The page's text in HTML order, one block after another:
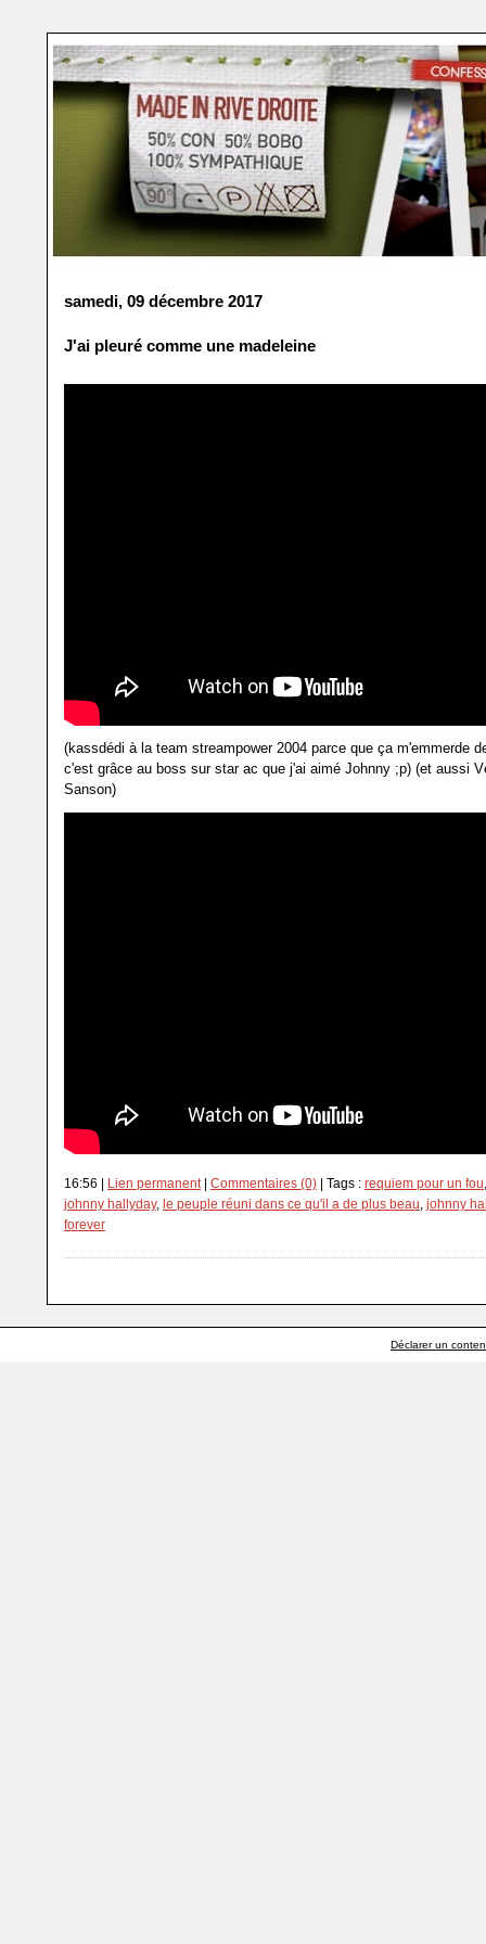
samedi, 09 décembre 2017
J'ai pleuré comme une madeleine
(kassdédi à la team streampower 2004 parce que ça m'emmerde
c'est grâce au boss sur star ac que j'ai aimé Johnny ;p) (et aussi
Sanson)
16:56 | Lien permanent | Commentaires (0) | Tags : requiem pour un fou
johnny hallyday, le peuple réuni dans ce qu'il a de plus beau johnny
forever
Déclarer un